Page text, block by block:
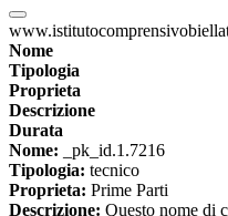
Nome
Tipologia
Proprieta
Descrizione
Durata
Nome: _pk_id.1.7216
Tipologia: tecnico
Proprieta: Prime Parti
Descrizione: Questo nome di